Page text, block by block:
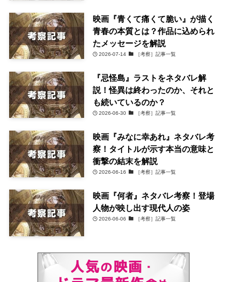
映画『青くて痛くて脆い』が描く
青春の本質とは？作品に込められ
たメッセージを解説
2026-07-14 ［考察］記事一覧
『忌怪島』ラストをネタバレ解
説！怪異は終わったのか、それと
も続いているのか？
2026-06-30 ［考察］記事一覧
映画『みなに幸あれ』ネタバレ考
察！タイトルが示す本当の意味と
衝撃の結末を解説
2026-06-16 ［考察］記事一覧
映画『何者』ネタバレ考察！登場
人物が映し出す現代人の姿
2026-06-06 ［考察］記事一覧